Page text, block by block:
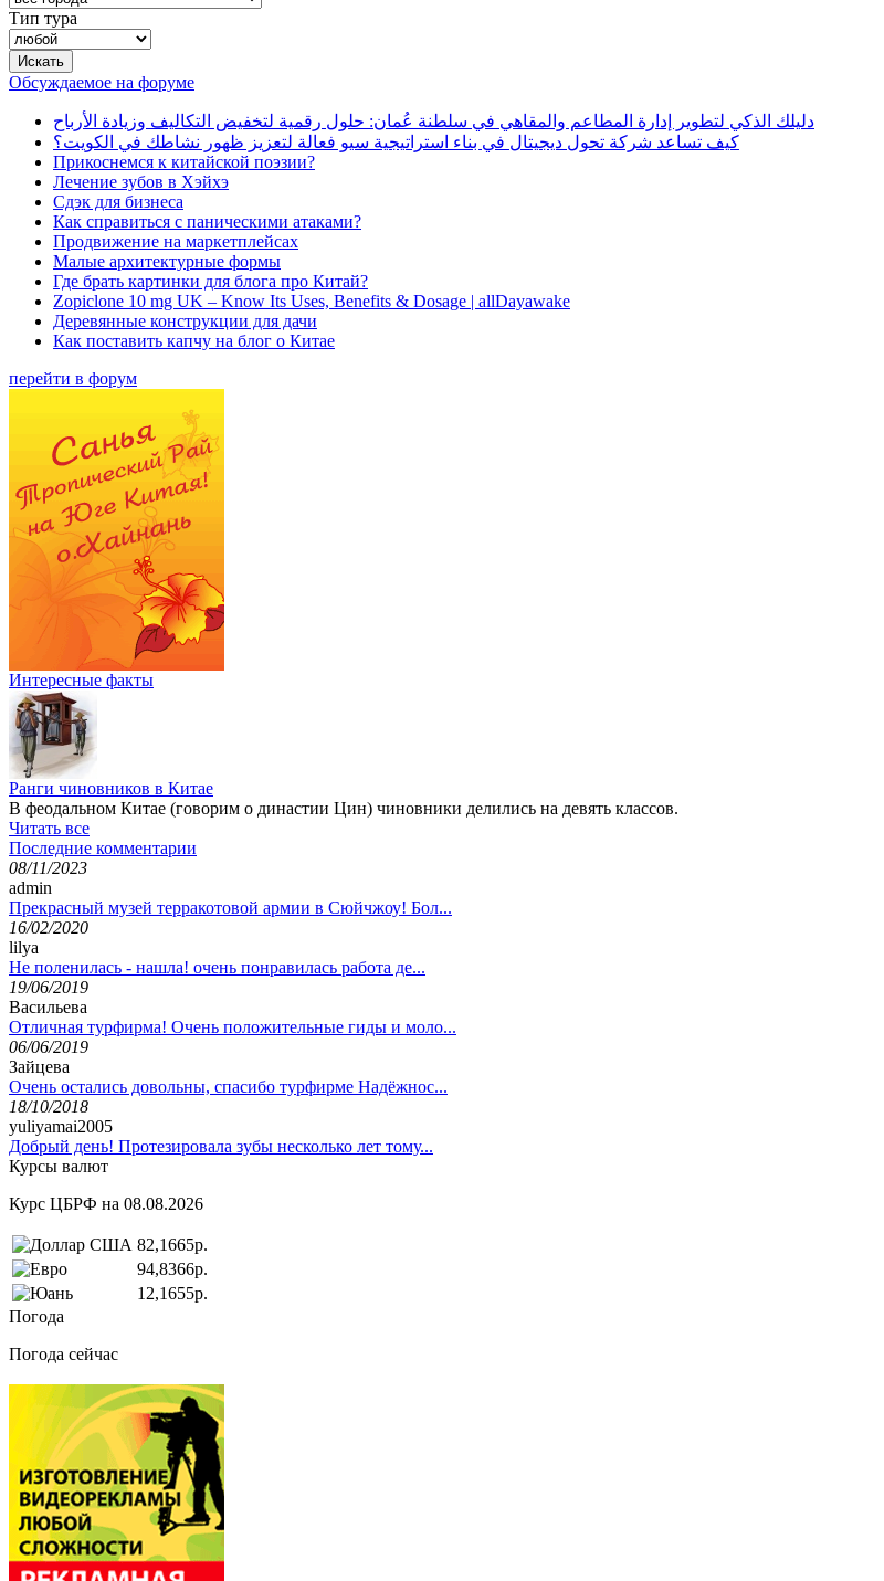
Тип тура
Обсуждаемое на форуме
دليلك الذكي لتطوير إدارة المطاعم والمقاهي في سلطنة عُمان: حلول رقمية لتخفيض التكاليف وزيادة الأرباح
كيف تساعد شركة تحول ديجيتال في بناء استراتيجية سيو فعالة لتعزيز ظهور نشاطك في الكويت؟
Прикоснемся к китайской поэзии?
Лечение зубов в Хэйхэ
Сдэк для бизнеса
Как справиться с паническими атаками?
Продвижение на маркетплейсах
Малые архитектурные формы
Где брать картинки для блога про Китай?
Zopiclone 10 mg UK – Know Its Uses, Benefits & Dosage | allDayawake
Деревянные конструкции для дачи
Как поставить капчу на блог о Китае
перейти в форум
Интересные факты
Ранги чиновников в Китае
В феодальном Китае (говорим о династии Цин) чиновники делились на девять классов.
Читать все
Последние комментарии
08/11/2023
admin
Прекрасный музей терракотовой армии в Сюйчжоу! Бол...
16/02/2020
lilya
Не поленилась - нашла! очень понравилась работа де...
19/06/2019
Васильева
Отличная турфирма! Очень положительные гиды и моло...
06/06/2019
Зайцева
Очень остались довольны, спасибо турфирме Надёжнос...
18/10/2018
yuliyamai2005
Добрый день! Протезировала зубы несколько лет тому...
Курсы валют
Курс ЦБРФ на 08.08.2026
82,1665р.
94,8366р.
12,1655р.
Погода
Погода сейчас